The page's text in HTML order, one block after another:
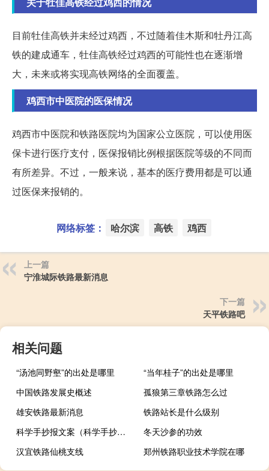
目前牡佳高铁并未经过鸡西，不过随着佳木斯和牡丹江高
铁的建成通车，牡佳高铁经过鸡西的可能性也在逐渐增
大，未来或将实现高铁网络的全面覆盖。
鸡西市中医院的医保情况
鸡西市中医院和铁路医院均为国家公立医院，可以使用医
保卡进行医疗支付，医保报销比例根据医院等级的不同而
有所差异。不过，一般来说，基本的医疗费用都是可以通
过医保来报销的。
网络标签： 哈尔滨 高铁 鸡西
上一篇
宁淮城际铁路最新消息
下一篇
天平铁路吧
相关问题
“汤池同野壑”的出处是哪里
“当年桂子”的出处是哪里
中国铁路发展史概述
孤狼第三章铁路怎么过
雄安铁路最新消息
铁路站长是什么级别
科学手抄报文案（科学手抄报）
冬天沙参的功效
汉宜铁路仙桃支线
郑州铁路职业技术学院在哪